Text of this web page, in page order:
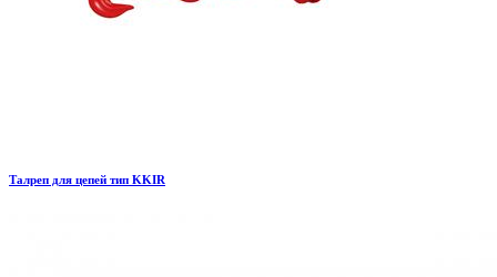
Талреп для цепей тип KKIR